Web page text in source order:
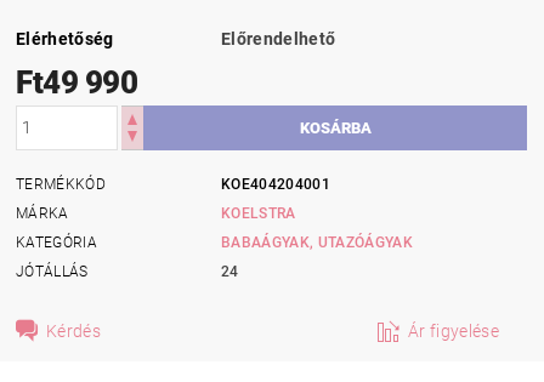
Elérhetőség Előrendelhető
Ft49 990
TERMÉKKÓD
KOE404204001
MÁRKA
KOELSTRA
KATEGÓRIA
BABAÁGYAK, UTAZÓÁGYAK
JÓTÁLLÁS
24
Kérdés Ár figyelése